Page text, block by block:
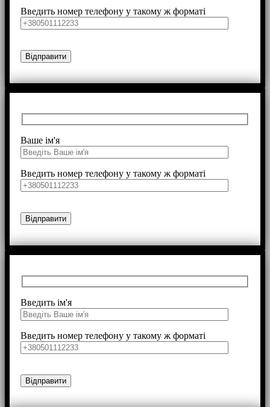
Введить номер телефону у такому ж форматі
Ваше ім'я
Введить номер телефону у такому ж форматі
Введить ім'я
Введить номер телефону у такому ж форматі